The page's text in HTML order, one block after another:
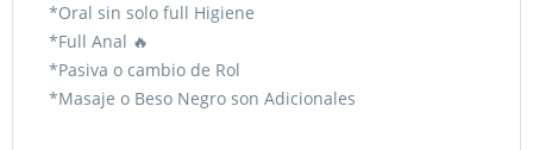
*Oral sin solo full Higiene
*Full Anal 🔥
*Pasiva o cambio de Rol
*Masaje o Beso Negro son Adicionales